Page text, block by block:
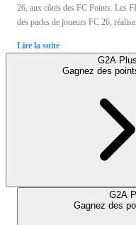
26, aux côtés des FC Points. Les
des packs de joueurs FC 26,
Lire la suite
G2A Plus
Gagnez des
G2A
Gagnez des